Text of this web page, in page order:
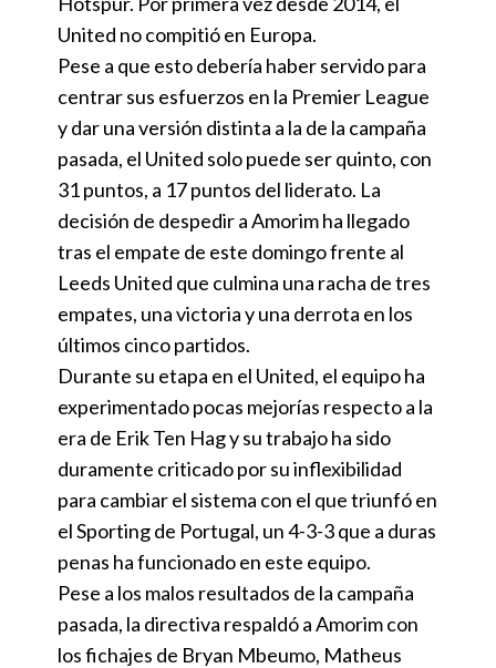
United no compitió en Europa.
Pese a que esto debería haber servido para
centrar sus esfuerzos en la Premier League
y dar una versión distinta a la de la campaña
pasada, el United solo puede ser quinto, con
31 puntos, a 17 puntos del liderato. La
decisión de despedir a Amorim ha llegado
tras el empate de este domingo frente al
Leeds United que culmina una racha de tres
empates, una victoria y una derrota en los
últimos cinco partidos.
Durante su etapa en el United, el equipo ha
experimentado pocas mejorías respecto a la
era de Erik Ten Hag y su trabajo ha sido
duramente criticado por su inflexibilidad
para cambiar el sistema con el que triunfó en
el Sporting de Portugal, un 4-3-3 que a duras
penas ha funcionado en este equipo.
Pese a los malos resultados de la campaña
pasada, la directiva respaldó a Amorim con
los fichajes de Bryan Mbeumo, Matheus